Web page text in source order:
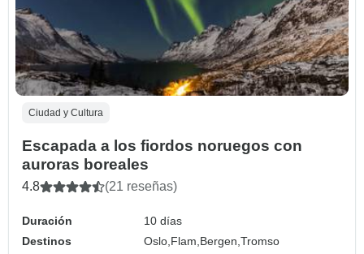
Ciudad y Cultura
Escapada a los fiordos noruegos con
auroras boreales
4.8 (21 reseñas)
Duración
10 días
Destinos
Oslo, Flam, Bergen,Tromso